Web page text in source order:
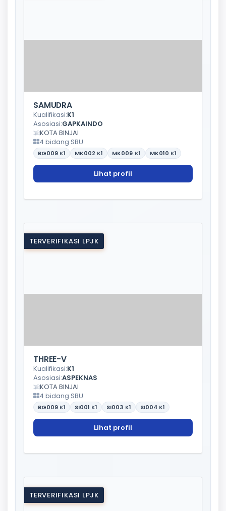
SAMUDRA
Kualifikasi:K1
Asosiasi:GAPKAINDO
KOTA BINJAI
4 bidang SBU
BG009 K1 MK002 K1 MK009 K1 MK010 K1
Lihat profil
TERVERIFIKASI LPJK
THREE-V
Kualifikasi:K1
Asosiasi:ASPEKNAS
KOTA BINJAI
4 bidang SBU
BG009 K1 SI001 K1 SI003 K1 SI004 K1
Lihat profil
TERVERIFIKASI LPJK